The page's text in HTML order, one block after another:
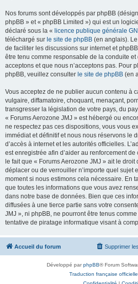
Nos forums sont développés par phpBB
phpBB » et « phpBB Limited ») qui est un
déclaré sous la « licence publique générale
téléchargé sur le site de phpBB (en anglais).
de faciliter les discussions sur internet et
être tenu comme responsable de la conduite
acceptons et que nous n’acceptons pas. Pour
phpBB, veuillez consulter le site de phpBB (en
Vous acceptez de ne publier aucun contenu à
vulgaire, diffamatoire, choquant, menaçant,
transgresser la législation de votre pays, du
« Forums Aerozone JMJ » est hébergé ou
ne respectez pas ces dispositions, vous vous
immédiat et définitif et nous nous réservons le
d’accès à internet et les autorités officielles.
est enregistrée afin d’aider au renforcement
le fait que « Forums Aerozone JMJ » ait le
déplacer ou de verrouiller n’importe quel sujet
moment si nous estimons cela nécessaire. En
que toutes les informations que vous avez
dans notre base de données. Bien que ces
diffusées à une tierce partie sans votre
JMJ », ni phpBB, ne pourront être tenus
tentative de piratage informatique visant à
Accueil du forum Supprimer
Développé parphpBB® Forum
Traduction française officielle